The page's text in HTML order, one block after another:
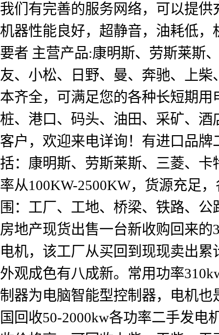
我们有完善的服务网络，可以提
机器性能良好，超静音，油耗低
要者 主营产品:康明斯、劳斯莱斯
友、小松、日野、曼、奔驰、上
本齐全，可满足您的各种长短期
桩、港口、码头、油田、采矿、
客户，欢迎来电详询！有进口品
括：康明斯、劳斯莱斯、三菱、
率从100KW-2500KW，货源充足
围：工厂、工地、桥梁、铁路、
房地产现货出售一台新收购回来
电机，该工厂从买回到现现卖出
外观成色有八成新。常用功率
制器为电脑智能型控制器，电机
国回收50-2000kw各功率二手发